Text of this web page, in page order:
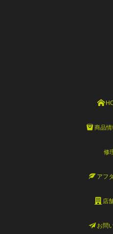
商品情
修
アフ
店
お問